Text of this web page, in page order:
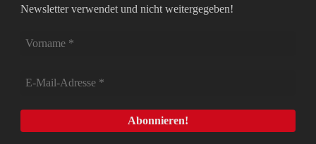
Newsletter verwendet und nicht weitergegeben!